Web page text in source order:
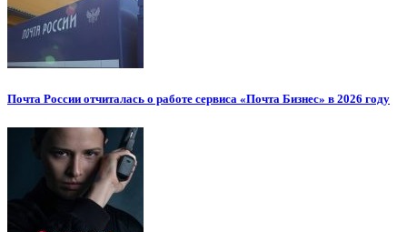
Почта России отчиталась о работе сервиса «Почта Бизнес» в 2026 году